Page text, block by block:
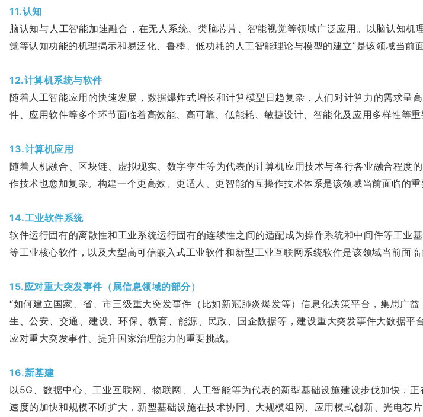
11.认知
脑认知与人工智能加速融合，在无人系统、类脑芯片、智能视觉等领域广泛应用。以脑认知
觉等认知功能的机理揭示和易泛化、鲁棒、低功耗的人工智能理论与模型的建立”是该领域当前
12.计算机系统与软件
随着人工智能应用的快速发展，数据爆炸式增长和计算模型日趋复杂，人们对计算力的需求
件、应用软件等多个环节面临着高效能、高可靠、低能耗、敏捷设计、智能化及应用多样性等
13.计算机应用
随着人机融合、区块链、虚拟现实、数字孪生等为代表的计算机应用技术与各行各业融合程
作技术也愈加复杂。构建一个更高效、更适人、更智能的互操作技术体系是该领域当前面临的重
14.工业软件系统
软件运行固有的离散性和工业系统运行固有的连续性之间的适配成为操作系统和中间件等工
等工业核心软件，以及大型高可信嵌入式工业软件和新型工业互联网系统软件是该领域当前面临
15.应对重大突发事件（属信息领域的部分）
“如何建立国家、省、市三级重大突发事件（比如新冠肺炎爆发等）信息化决策平台，集思广
生、公安、交通、建设、环保、教育、能源、民政、国企数据等，建设重大突发事件大数据
应对重大突发事件、提升国家治理能力的重要挑战。
16.新基建
以5G、数据中心、工业互联网、物联网、人工智能等为代表的新型基础设施建设步伐加快，
速度的加快和规模不断扩大，新型基础设施在技术协同、大规模组网、应用模式创新、光电